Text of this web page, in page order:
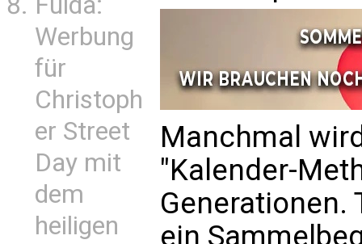
Werbung
für
Christoph
er Street
Day mit
dem
heiligen
Manchmal
"Kalender-
Generationen.
ein